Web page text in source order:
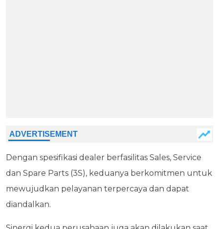
Dengan spesifikasi dealer berfasilitas Sales, Service
dan Spare Parts (3S), keduanya berkomitmen untuk
mewujudkan pelayanan terpercaya dan dapat
diandalkan.